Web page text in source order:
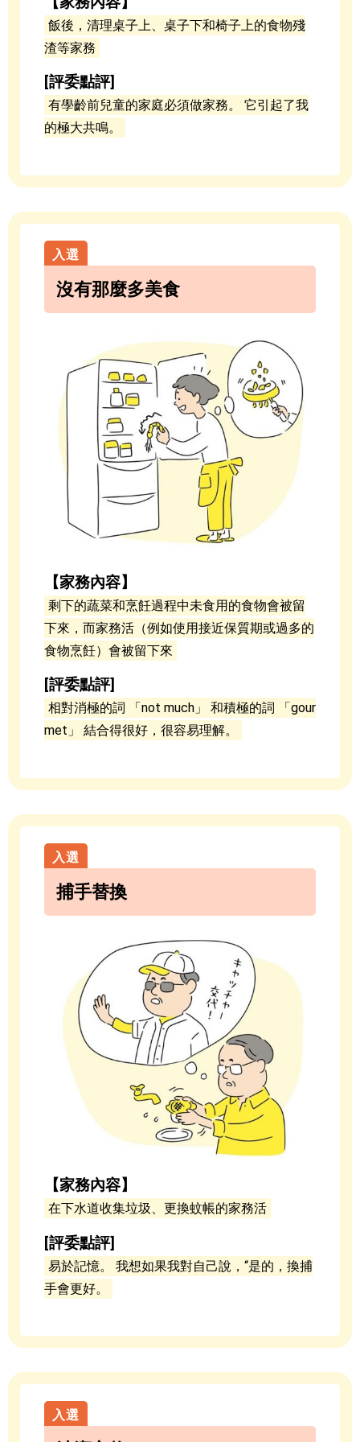
飯後，清理桌子上、桌子下和椅子上的食物殘
渣等家務
[評委點評]
有學齡前兒童的家庭必須做家務。 它引起了我
的極大共鳴。
沒有那麼多美食
【家務內容】
剩下的蔬菜和烹飪過程中未食用的食物會被留
下來，而家務活（例如使用接近保質期或過多的
食物烹飪）會被留下來
[評委點評]
相對消極的詞 「not much」 和積極的詞 「gour
met」 結合得很好，很容易理解。
捕手替換
【家務內容】
在下水道收集垃圾、更換蚊帳的家務活
[評委點評]
易於記憶。 我想如果我對自己說，“是的，換捕
手會更好。